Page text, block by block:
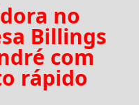
no
Billings
com
rápido